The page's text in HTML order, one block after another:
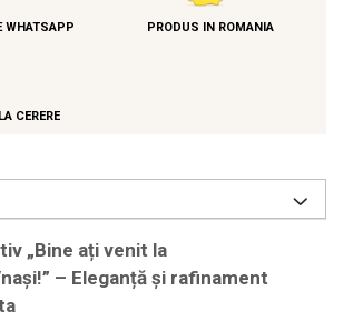
WHATSAPP PRODUS IN ROMANIA
CERERE
„Bine ați venit la
– Eleganță și rafinament